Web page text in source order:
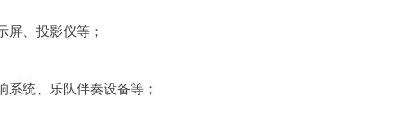
屏、投影仪等；
系统、乐队伴奏设备等；